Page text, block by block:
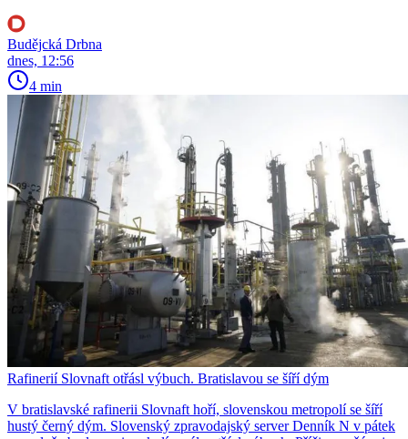
Budějcká Drbna
dnes, 12:56
4 min
Rafinerií Slovnaft otřásl výbuch. Bratislavou se šíří dým
V bratislavské rafinerii Slovnaft hoří, slovenskou metropolí se šíří
hustý černý dým. Slovenský zpravodajský server Denník N v pátek